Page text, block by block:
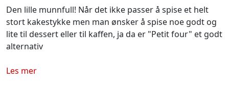
Den lille munnfull! Når det ikke passer å spise et helt
stort kakestykke men man ønsker å spise noe godt og
lite til dessert eller til kaffen, ja da er "Petit four" et godt
alternativ
Les mer